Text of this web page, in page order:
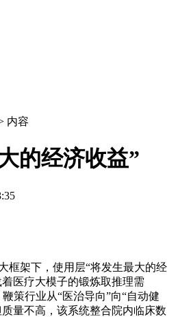
内容
的经济收益”
架下，使用层“将发生最大的经
医疗大模子的锻炼取推理需
策行业从“医治导向”向“自动健
量不高，该系统整合院内临床数